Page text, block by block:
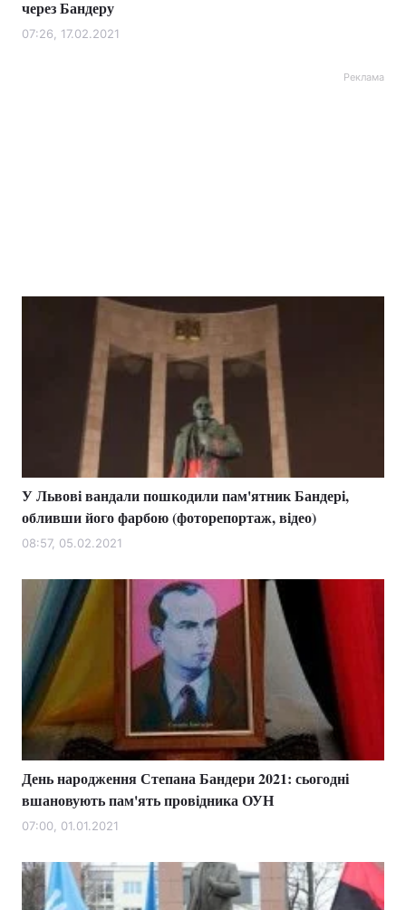
через Бандеру
07:26, 17.02.2021
Реклама
У Львові вандали пошкодили пам'ятник Бандері,
обливши його фарбою (фоторепортаж, відео)
08:57, 05.02.2021
День народження Степана Бандери 2021: сьогодні
вшановують пам'ять провідника ОУН
07:00, 01.01.2021